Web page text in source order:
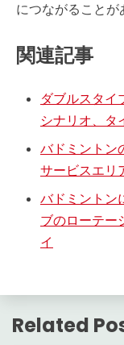
につながることが
関連記事
ダブルスタイ
シナリオ、タ
バドミントン
サービスエリ
バドミントン
ブのローテー
イ
Related